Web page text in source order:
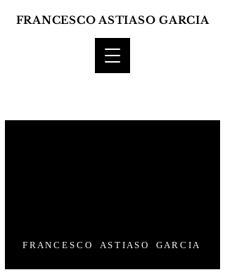
FRANCESCO ASTIASO GARCIA
F R A N C E S C O A S T I A S O G A R C I A